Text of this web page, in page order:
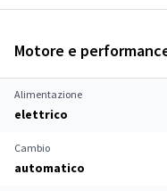
Motore e
Alimentazione
elettrico
Cambio
automatico